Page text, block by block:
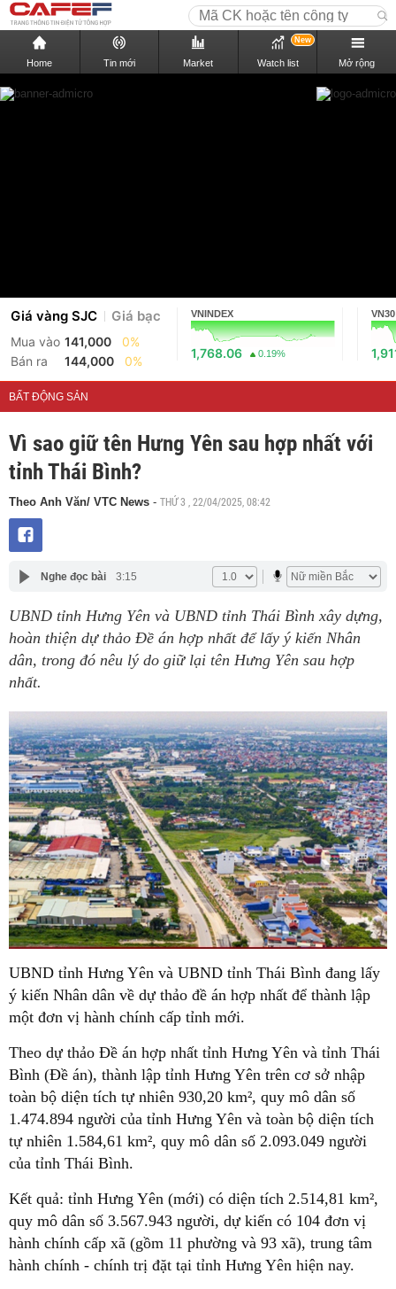
Home Tin mới Market Watch list
New
Mở rộng
Giá vàng SJC Giá bạc
Mua vào 141,000
0%
Bán ra
144,000 0%
VNINDEX
1,768.06 0.19%
VN30
BẤT ĐỘNG SẢN
Vì sao giữ tên Hưng Yên sau hợp nhất với
tỉnh Thái Bình?
Theo Anh Văn/ VTC News - THỨ 3 , 22/04/2025, 08:42
Nghe đọc bài 3:15
UBND tỉnh Hưng Yên và UBND tỉnh Thái Bình xây dựng,
hoàn thiện dự thảo Đề án hợp nhất để lấy ý kiến Nhân
dân, trong đó nêu lý do giữ lại tên Hưng Yên sau hợp
nhất.
UBND tỉnh Hưng Yên và UBND tỉnh Thái Bình đang lấy
ý kiến Nhân dân về dự thảo đề án hợp nhất để thành lập
một đơn vị hành chính cấp tỉnh mới.
Theo dự thảo Đề án hợp nhất tỉnh Hưng Yên và tỉnh Thái
Bình (Đề án), thành lập tỉnh Hưng Yên trên cơ sở nhập
toàn bộ diện tích tự nhiên 930,20 km², quy mô dân số
1.474.894 người của tỉnh Hưng Yên và toàn bộ diện tích
tự nhiên 1.584,61 km², quy mô dân số 2.093.049 người
của tỉnh Thái Bình.
Kết quả: tỉnh Hưng Yên (mới) có diện tích 2.514,81 km²,
quy mô dân số 3.567.943 người, dự kiến có 104 đơn vị
hành chính cấp xã (gồm 11 phường và 93 xã), trung tâm
hành chính - chính trị đặt tại tỉnh Hưng Yên hiện nay.